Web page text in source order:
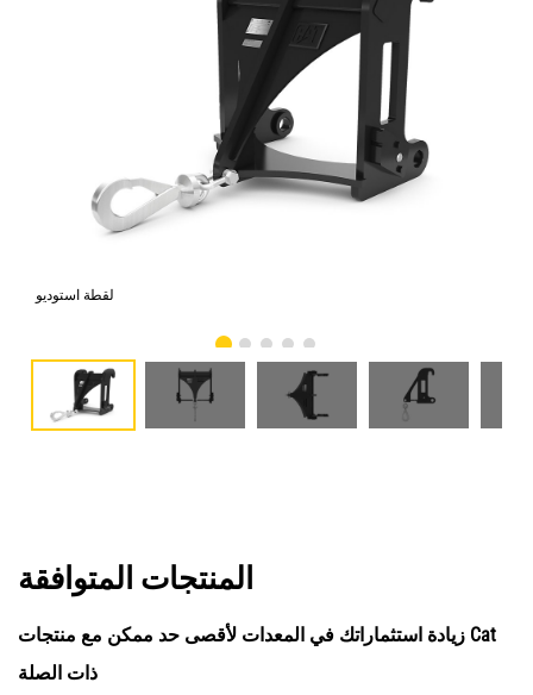
لقطة استوديو
المنتجات المتوافقة
زيادة استثماراتك في المعدات لأقصى حد ممكن مع منتجات Cat
ذات الصلة